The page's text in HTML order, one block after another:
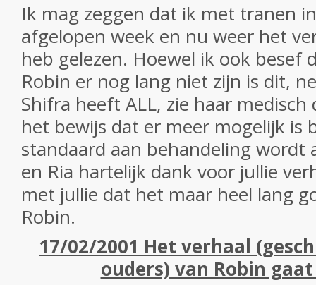
Ik mag zeggen dat ik met tranen
afgelopen week en nu weer het
heb gelezen. Hoewel ik ook besef
Robin er nog lang niet zijn is dit,
Shifra heeft ALL, zie haar medisch
het bewijs dat er meer mogelijk is
standaard aan behandeling wordt
en Ria hartelijk dank voor jullie
met jullie dat het maar heel lang
Robin.
17/02/2001 Het verhaal
ouders) van Robin